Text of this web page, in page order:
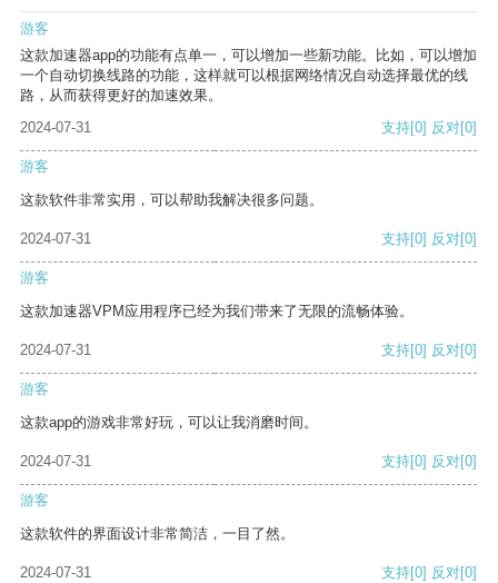
游客
这款加速器app的功能有点单一，可以增加一些新功能。比如，可以增加
一个自动切换线路的功能，这样就可以根据网络情况自动选择最优的线
路，从而获得更好的加速效果。
2024-07-31
支持[0] 反对[0]
游客
这款软件非常实用，可以帮助我解决很多问题。
2024-07-31 支持[0] 反对[0]
游客
这款加速器VPM应用程序已经为我们带来了无限的流畅体验。
2024-07-31 支持[0] 反对[0]
游客
这款app的游戏非常好玩，可以让我消磨时间。
2024-07-31 支持[0] 反对[0]
游客
这款软件的界面设计非常简洁，一目了然。
2024-07-31 支持[0] 反对[0]